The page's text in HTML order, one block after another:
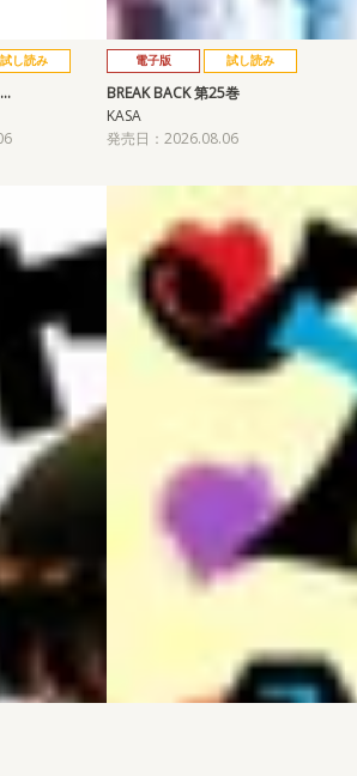
試し読み
…
電子版 試し読み
BREAK BACK 第25巻
KASA
発売日：2026.08.06